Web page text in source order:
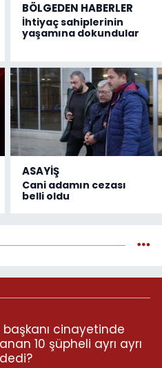
BÖLGEDEN HABERLER
İhtiyaç sahiplerinin
yaşamına dokundular
ASAYİŞ
Cani adamın cezası
belli oldu
başkanı cinayetinde
10 şüpheli ayrı ayrı